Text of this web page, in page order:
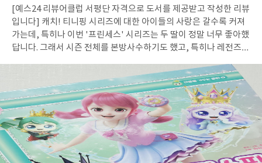
국임을 명백하게 알려줍니다. 그 점이 생각보다 더 생생하게 다가왔
어요. > 결국은 환경처음 책을 잡은 이유는 명백하게 무너지고 있는
제 하루들을 돌보기 위해서였습니다. 좋은 습관으로 좋은 하루들을
쌓고싶다는 막연한 바람이 제가 이러한 습관책을 읽게 만드는 이유
이 강하게 돌아오는 이유, 강압적으로는 나쁜 습관을 통제하기 어려
운 이유, 좋은 습관을 만드는 방법 그리고 마음챙김 저자가 이야기
하는 내용들을 읽을 때마다 아이들이 생각났어요. 왜 잔소리를 하고
또 해도 아이들의 행동이 바뀌지 않는가, 왜 아이들은 눈만 뜨면 유
튜브를 찾게 되는가, 왜 아이들을 공부하게 하는 것은 어려운 것인
가 선인들의 말처럼, 책 속에 답이 있었습니다. 루틴은 쉽게 망가집
니다. 좋은 습관은 만들기 쉽지 않지만, 나쁜 습관은 금방 돌아옵니
다. 책에서는 나쁜 습관이 좋은 습관을 이기는 과정을 자세하게 설명
일
[예스24 리뷰어클럽 서평단 자격으로 도서를 제공받고 작성한 리뷰
입니다] 캐치! 티니핑 시리즈에 대한 아이들의 사랑은 갈수록 커져
가는데, 특히나 이번 '프린세스' 시리즈는 두 딸이 정말 너무 좋아했
답니다. 그래서 시즌 전체를 본방사수하기도 했고, 특히나 레전즈
도로 사랑하고 있지요. 시즌이 끝나고 한 달이 넘게 지났음에도, 아
이들의 프린세스 캐치! 티니핑 시즌에 대한 사랑은 현재진행형이랍
니다. 시즌의 내내, '프린세스 캐치! 티니핑'의 빌런(악역) 역할을 하
던 이클립스 핑. 새까만 밤을 닮은 이클립스 핑은 다이아나 핑을 거
울 속에 가두고, 로봇을 보내 로미 일행을 괴롭히기도 했던 매우 나
쁜 악역이었습니다. 귀여운 얼굴 뒤로, 다이아나 핑의 아름다운 외
모를 봉인시키는 매우 악랄한 모습을 보여주는 나쁜 티니핑이었지